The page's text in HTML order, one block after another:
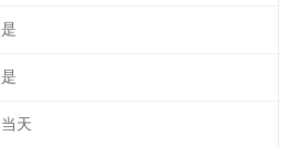
是
是
当天